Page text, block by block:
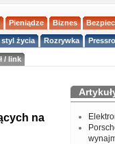
Pieniądze Biznes
życia Rozrywka
/ link
na